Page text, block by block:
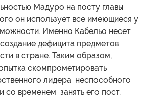
Мадуро на посту главы
он использует все имеющиеся у
Именно Кабельо несет
дефицита предметов
в стране. Таким образом,
скомпрометировать
лидера неспособного
со временем занять его пост.